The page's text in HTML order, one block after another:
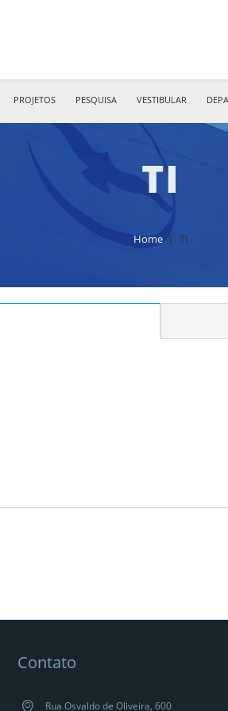
PROJETOS PESQUISA VESTIBULAR
TI
Home | TI
Contato
Rua Osvaldo de Oliveira, 600